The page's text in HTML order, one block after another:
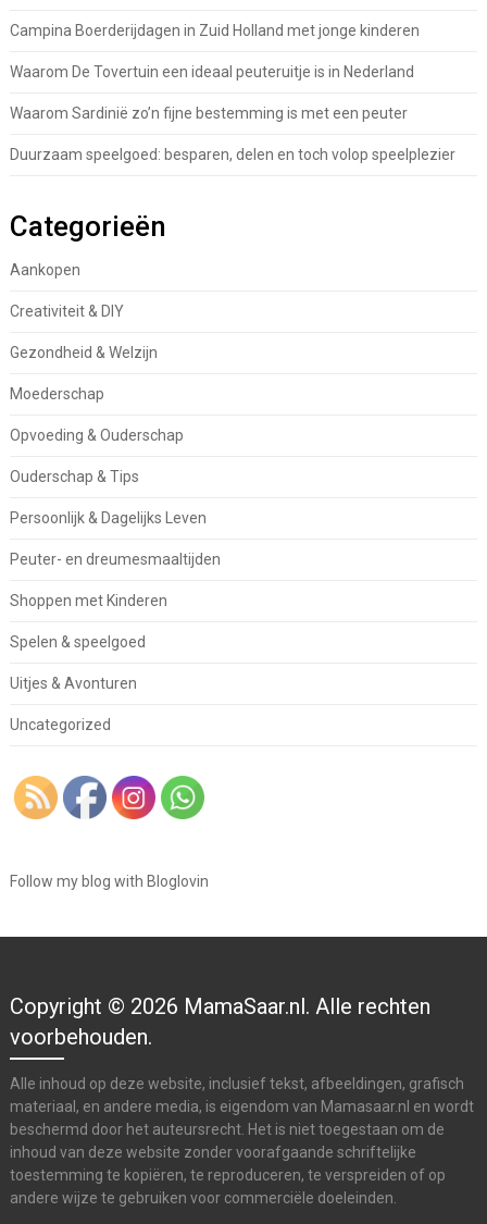
Campina Boerderijdagen in Zuid Holland met jonge kinderen
Waarom De Tovertuin een ideaal peuteruitje is in Nederland
Waarom Sardinië zo’n fijne bestemming is met een peuter
Duurzaam speelgoed: besparen, delen en toch volop speelplezier
Categorieën
Aankopen
Creativiteit & DIY
Gezondheid & Welzijn
Moederschap
Opvoeding & Ouderschap
Ouderschap & Tips
Persoonlijk & Dagelijks Leven
Peuter- en dreumesmaaltijden
Shoppen met Kinderen
Spelen & speelgoed
Uitjes & Avonturen
Uncategorized
Follow my blog with Bloglovin
Copyright © 2026 MamaSaar.nl. Alle rechten
voorbehouden.
Alle inhoud op deze website, inclusief tekst, afbeeldingen, grafisch
materiaal, en andere media, is eigendom van Mamasaar.nl en wordt
beschermd door het auteursrecht. Het is niet toegestaan om de
inhoud van deze website zonder voorafgaande schriftelijke
toestemming te kopiëren, te reproduceren, te verspreiden of op
andere wijze te gebruiken voor commerciële doeleinden.